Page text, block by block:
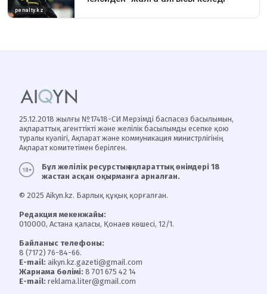
25.12.2018 жылғы №17418-СИ Мерзімді баспасөз басылымын,
ақпараттық агенттікті және желілік басылымды есепке қою
туралы куәлігі, Ақпарат және коммуникация министрлігінің
Ақпарат комитетімен берілген.
Бұл желілік ресурстың ақпараттық өнімдері 18
жастан асқан оқырманға арналған.
© 2025 Aikyn.kz. Барлық құқық қорғалған.
Редакция мекенжайы:
010000, Астана қаласы, Қонаев көшесі, 12/1.
Байланыс телефоны:
8 (7172) 76-84-66.
E-mail: aikyn.kz.gazeti@gmail.com
Жарнама бөлімі: 8 701 675 42 14
E-mail: reklama.liter@gmail.com